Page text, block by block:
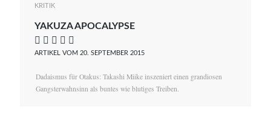
KRITIK
YAKUZA APOCALYPSE
    
ARTIKEL VOM 20. SEPTEMBER 2015
Dadaismus für Otakus: Takashi Miike inszeniert einen grandiosen
Gangsterwahnsinn als buntes wie blutiges Treiben.